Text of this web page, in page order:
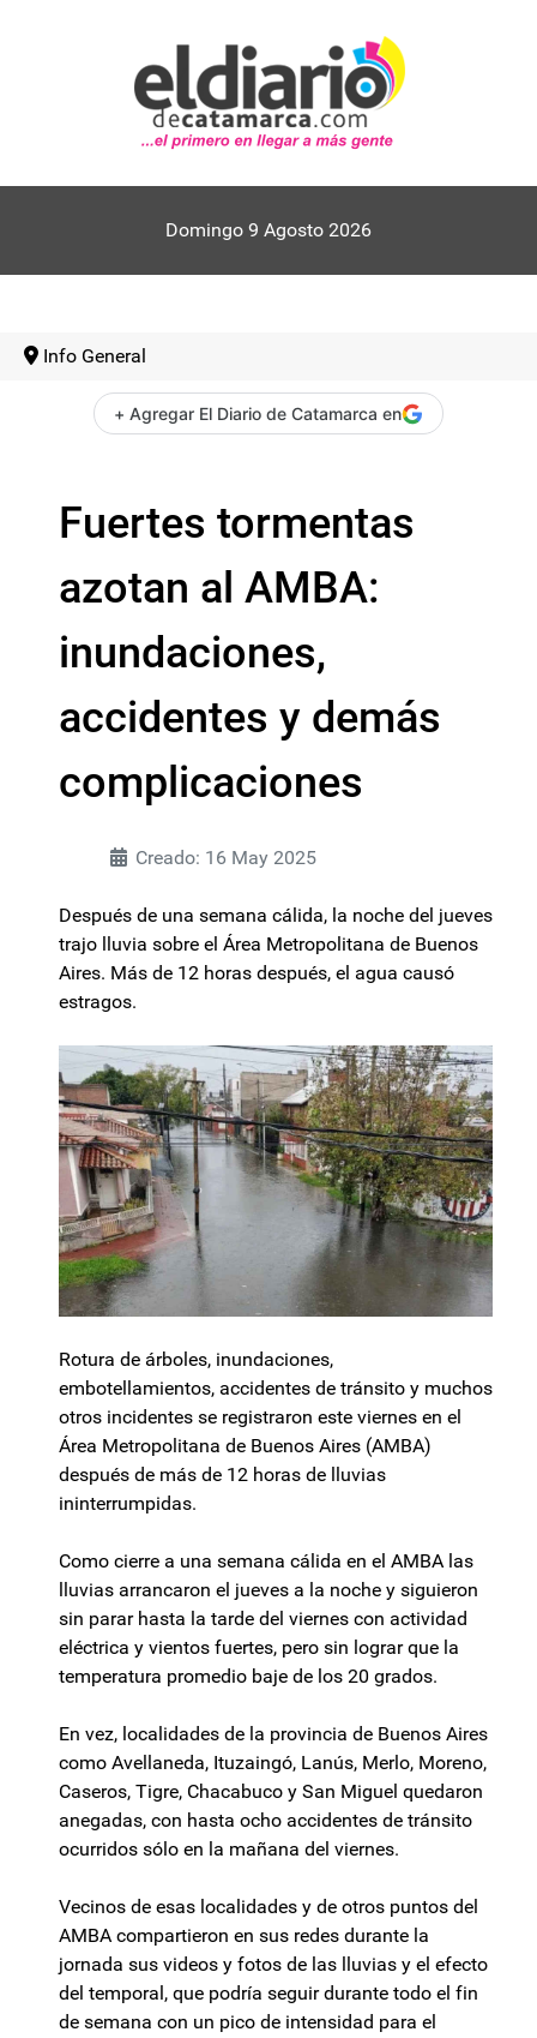
Domingo 9 Agosto 2026
Info General
+ Agregar El Diario de Catamarca en
Fuertes tormentas
azotan al AMBA:
inundaciones,
accidentes y demás
complicaciones
Creado: 16 May 2025
Después de una semana cálida, la noche del jueves
trajo lluvia sobre el Área Metropolitana de Buenos
Aires. Más de 12 horas después, el agua causó
estragos.
Rotura de árboles, inundaciones,
embotellamientos, accidentes de tránsito y muchos
otros incidentes se registraron este viernes en el
Área Metropolitana de Buenos Aires (AMBA)
después de más de 12 horas de lluvias
ininterrumpidas.
Como cierre a una semana cálida en el AMBA las
lluvias arrancaron el jueves a la noche y siguieron
sin parar hasta la tarde del viernes con actividad
eléctrica y vientos fuertes, pero sin lograr que la
temperatura promedio baje de los 20 grados.
En vez, localidades de la provincia de Buenos Aires
como Avellaneda, Ituzaingó, Lanús, Merlo, Moreno,
Caseros, Tigre, Chacabuco y San Miguel quedaron
anegadas, con hasta ocho accidentes de tránsito
ocurridos sólo en la mañana del viernes.
Vecinos de esas localidades y de otros puntos del
AMBA compartieron en sus redes durante la
jornada sus videos y fotos de las lluvias y el efecto
del temporal, que podría seguir durante todo el fin
de semana con un pico de intensidad para el